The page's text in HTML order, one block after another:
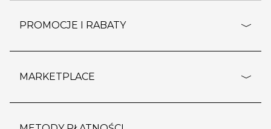
polityka prywatności
kontakt
dostawy i płatność
wypis z subskrypcji
regulamin sklepu
pozostałe regulaminy
PROMOCJE I RABATY
outlet
MARKETPLACE
strefa marek